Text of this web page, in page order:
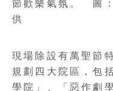
節歡樂氣氛。 圖
供
現場除設有萬聖節
規劃四大院區，包
學院」、「惡作劇